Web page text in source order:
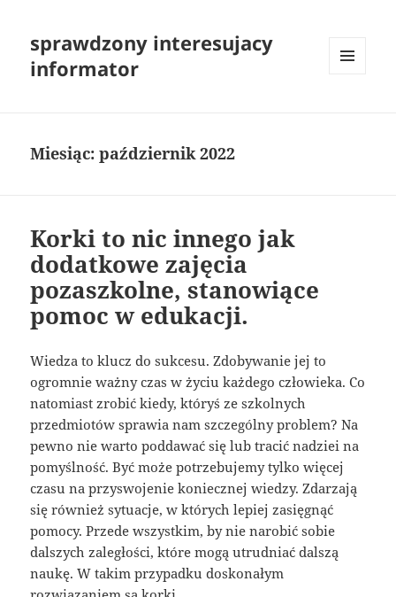
sprawdzony interesujacy
informator
Miesiąc:październik 2022
Korki to nic innego jak
dodatkowe zajęcia
pozaszkolne, stanowiące
pomoc w edukacji.
Wiedza to klucz do sukcesu. Zdobywanie jej to
ogromnie ważny czas w życiu każdego człowieka. Co
natomiast zrobić kiedy, któryś ze szkolnych
przedmiotów sprawia nam szczególny problem? Na
pewno nie warto poddawać się lub tracić nadziei na
pomyślność. Być może potrzebujemy tylko więcej
czasu na przyswojenie koniecznej wiedzy. Zdarzają
się również sytuacje, w których lepiej zasięgnąć
pomocy. Przede wszystkim, by nie narobić sobie
dalszych zaległości, które mogą utrudniać dalszą
naukę. W takim przypadku doskonałym